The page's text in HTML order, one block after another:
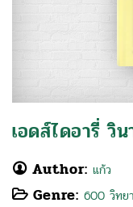
เอดส์ไดอารี่ วิ
Author: แก้ว
Genre: 600 วิทย